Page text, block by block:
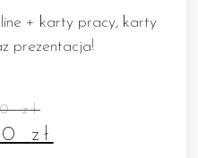
+ karty pracy, karty
prezentacja!
zł
zł